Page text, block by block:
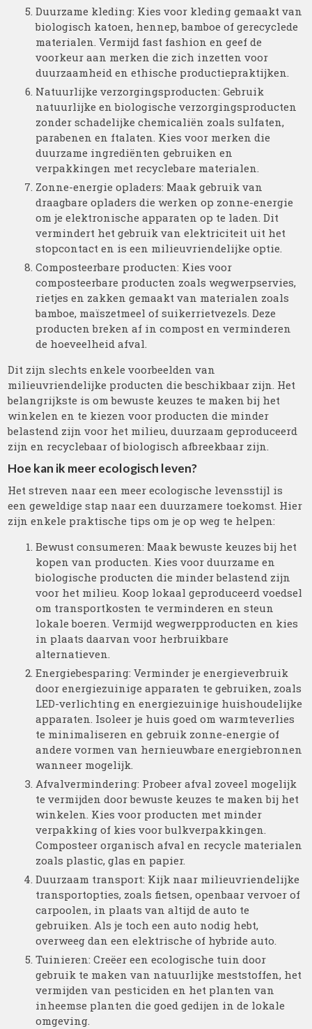
Duurzame kleding: Kies voor kleding gemaakt van
biologisch katoen, hennep, bamboe of gerecyclede
materialen. Vermijd fast fashion en geef de
voorkeur aan merken die zich inzetten voor
duurzaamheid en ethische productiepraktijken.
Natuurlijke verzorgingsproducten: Gebruik
natuurlijke en biologische verzorgingsproducten
zonder schadelijke chemicaliën zoals sulfaten,
parabenen en ftalaten. Kies voor merken die
duurzame ingrediënten gebruiken en
verpakkingen met recyclebare materialen.
Zonne-energie opladers: Maak gebruik van
draagbare opladers die werken op zonne-energie
om je elektronische apparaten op te laden. Dit
vermindert het gebruik van elektriciteit uit het
stopcontact en is een milieuvriendelijke optie.
Composteerbare producten: Kies voor
composteerbare producten zoals wegwerpservies,
rietjes en zakken gemaakt van materialen zoals
bamboe, maïszetmeel of suikerrietvezels. Deze
producten breken af in compost en verminderen
de hoeveelheid afval.
Dit zijn slechts enkele voorbeelden van
milieuvriendelijke producten die beschikbaar zijn. Het
belangrijkste is om bewuste keuzes te maken bij het
winkelen en te kiezen voor producten die minder
belastend zijn voor het milieu, duurzaam geproduceerd
zijn en recyclebaar of biologisch afbreekbaar zijn.
Hoe kan ik meer ecologisch leven?
Het streven naar een meer ecologische levensstijl is
een geweldige stap naar een duurzamere toekomst. Hier
zijn enkele praktische tips om je op weg te helpen:
Bewust consumeren: Maak bewuste keuzes bij het
kopen van producten. Kies voor duurzame en
biologische producten die minder belastend zijn
voor het milieu. Koop lokaal geproduceerd voedsel
om transportkosten te verminderen en steun
lokale boeren. Vermijd wegwerpproducten en kies
in plaats daarvan voor herbruikbare
alternatieven.
Energiebesparing: Verminder je energieverbruik
door energiezuinige apparaten te gebruiken, zoals
LED-verlichting en energiezuinige huishoudelijke
apparaten. Isoleer je huis goed om warmteverlies
te minimaliseren en gebruik zonne-energie of
andere vormen van hernieuwbare energiebronnen
wanneer mogelijk.
Afvalvermindering: Probeer afval zoveel mogelijk
te vermijden door bewuste keuzes te maken bij het
winkelen. Kies voor producten met minder
verpakking of kies voor bulkverpakkingen.
Composteer organisch afval en recycle materialen
zoals plastic, glas en papier.
Duurzaam transport: Kijk naar milieuvriendelijke
transportopties, zoals fietsen, openbaar vervoer of
carpoolen, in plaats van altijd de auto te
gebruiken. Als je toch een auto nodig hebt,
overweeg dan een elektrische of hybride auto.
Tuinieren: Creëer een ecologische tuin door
gebruik te maken van natuurlijke meststoffen, het
vermijden van pesticiden en het planten van
inheemse planten die goed gedijen in de lokale
omgeving.